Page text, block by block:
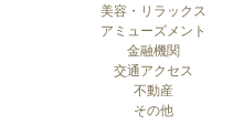
美容・リラックス
アミューズメント
金融機関
交通アクセス
不動産
その他